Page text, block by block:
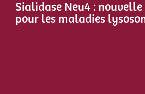
Sialidase Neu4 :
pour les maladies